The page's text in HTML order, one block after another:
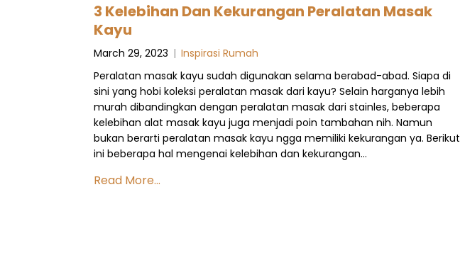
3 Kelebihan Dan Kekurangan Peralatan Masak
Kayu
March 29, 2023 | Inspirasi Rumah
Peralatan masak kayu sudah digunakan selama berabad-abad. Siapa di
sini yang hobi koleksi peralatan masak dari kayu? Selain harganya lebih
murah dibandingkan dengan peralatan masak dari stainles, beberapa
kelebihan alat masak kayu juga menjadi poin tambahan nih. Namun
bukan berarti peralatan masak kayu ngga memiliki kekurangan ya. Berikut
ini beberapa hal mengenai kelebihan dan kekurangan…
Read More...